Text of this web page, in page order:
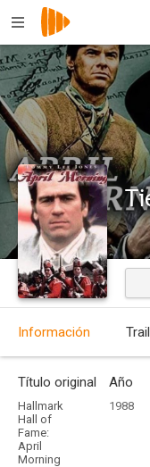
Información
Título original
Hallmark
Hall of
Fame:
April
Morning
Año
1988